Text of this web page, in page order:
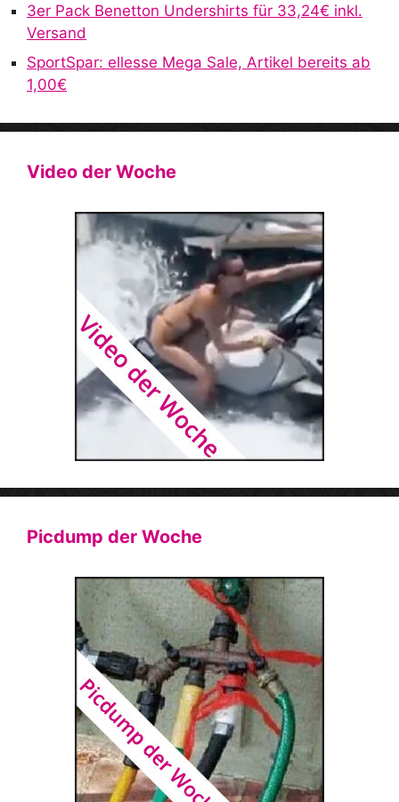
3er Pack Benetton Undershirts für 33,24€ inkl.
Versand
SportSpar: ellesse Mega Sale, Artikel bereits ab
1,00€
Video der Woche
Picdump der Woche